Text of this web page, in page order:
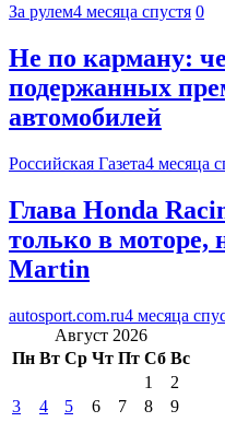
За рулем4 месяца спустя 0
Не по карману:
подержанных
автомобилей
Российская Газета4 месяца
Глава Honda
только в моторе,
Martin
autosport.com.ru4 месяца
Август 2026
Пн Вт Ср Чт Пт Сб Вс
1
2
3
4 5 6 7 8
9